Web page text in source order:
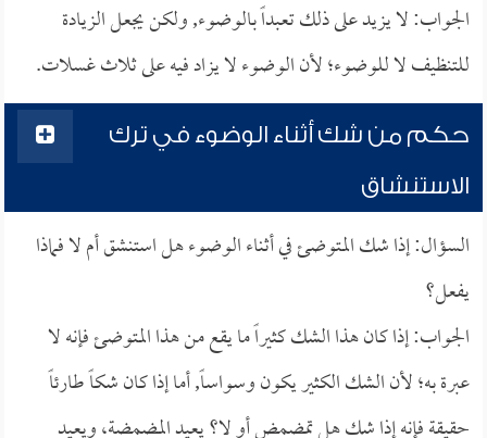
الجواب: لا يزيد على ذلك تعبداً بالوضوء, ولكن يجعل الزيادة
للتنظيف لا للوضوء؛ لأن الوضوء لا يزاد فيه على ثلاث غسلات.
حكم من شك أثناء الوضوء في ترك
الاستنشاق
السؤال: إذا شك المتوضئ في أثناء الوضوء هل استنشق أم لا فماذا
يفعل؟
الجواب: إذا كان هذا الشك كثيراً ما يقع من هذا المتوضئ فإنه لا
عبرة به؛ لأن الشك الكثير يكون وسواساً, أما إذا كان شكاً طارئاً